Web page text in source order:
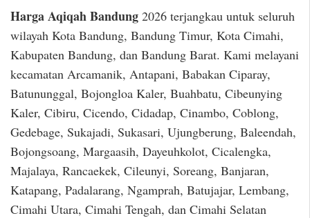
Harga Aqiqah Bandung 2026 terjangkau untuk seluruh
wilayah Kota Bandung, Bandung Timur, Kota Cimahi,
Kabupaten Bandung, dan Bandung Barat. Kami melayani
kecamatan Arcamanik, Antapani, Babakan Ciparay,
Batununggal, Bojongloa Kaler, Buahbatu, Cibeunying
Kaler, Cibiru, Cicendo, Cidadap, Cinambo, Coblong,
Gedebage, Sukajadi, Sukasari, Ujungberung, Baleendah,
Bojongsoang, Margaasih, Dayeuhkolot, Cicalengka,
Majalaya, Rancaekek, Cileunyi, Soreang, Banjaran,
Katapang, Padalarang, Ngamprah, Batujajar, Lembang,
Cimahi Utara, Cimahi Tengah, dan Cimahi Selatan